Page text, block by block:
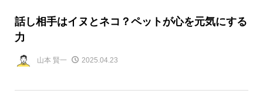
話し相手はイヌとネコ？ペットが心を元気にする
力
山本 賢一 2025.04.23